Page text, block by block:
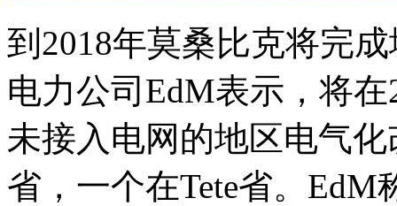
到2018年莫桑比克将完
电力公司EdM表示，将
未接入电网的地区电气化
省，一个在Tete省。